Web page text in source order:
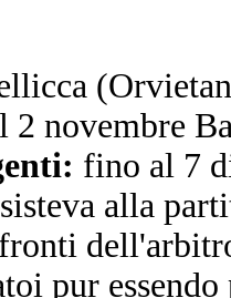
2 novembre
fino al 7
alla
pur